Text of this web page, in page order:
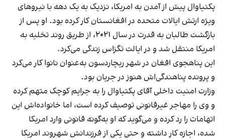
پکتیاوال پیش از آمدن به امریکا، نزدیک به یک دهه با نیروهای
ویژه ارتش ایالات متحده در افغانستان کار کرده بود. او پس از
بازگشت طالبان به قدرت در سال ۲۰۲۱، از طریق روند تخلیه به
امریکا منتقل شد و در ایالت تگزاس زندگی می‌کرد.
این پناهجوی افغان در شهر ریچاردسون به‌عنوان نانوا کار می‌کرد
و پرونده پناهندگی‌اش هنوز در جریان بود.
وزارت امنیت داخلی آقای پکتیاوال را به جرایم کوچک متهم کرده
و وی را مهاجر غیرقانونی توصیف کرده است، اما خانواده‌اش این
اتهامات را رد کرده و می‌گوید که او به‌گونه قانونی وارد امریکا
شده، اجازه کار داشته و حتی یکی از فرزندانش شهروند امریکا